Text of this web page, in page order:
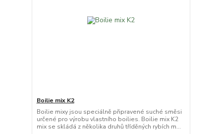
Boilie mix K2
Boilie mixy jsou speciálně připravené suché směsi
určené pro výrobu vlastního boilies. Boilie mix K2
mix se skládá z několika druhů tříděných rybích m...